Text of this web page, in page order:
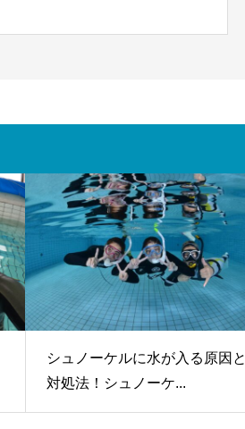
シュノーケルに水が入る原因と
対処法！シュノーケ...